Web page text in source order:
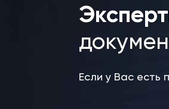
Если у Вас есть